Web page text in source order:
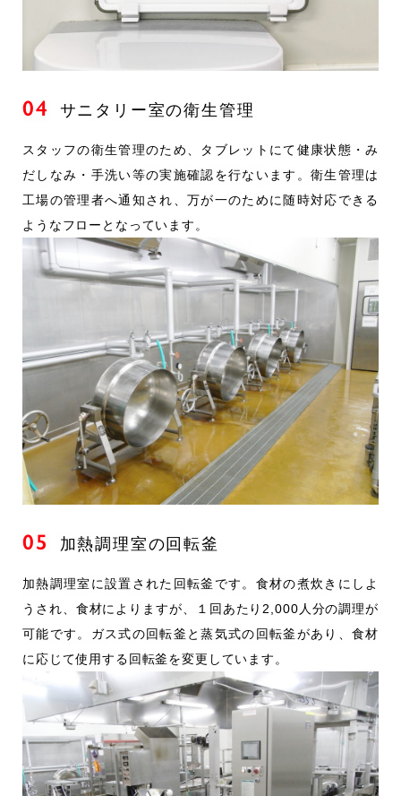
04 サニタリー室の衛生管理
スタッフの衛生管理のため、タブレットにて健康状態・み
だしなみ・手洗い等の実施確認を行ないます。衛生管理は
工場の管理者へ通知され、万が一のために随時対応できる
ようなフローとなっています。
05 加熱調理室の回転釜
加熱調理室に設置された回転釜です。食材の煮炊きにしよ
うされ、食材によりますが、１回あたり2,000人分の調理が
可能です。ガス式の回転釜と蒸気式の回転釜があり、食材
に応じて使用する回転釜を変更しています。